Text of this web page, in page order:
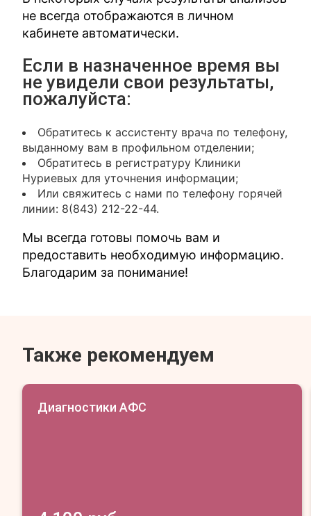
не всегда отображаются в личном
кабинете автоматически.
Если в назначенное время вы
не увидели свои результаты,
пожалуйста:
Обратитесь к ассистенту врача по телефону,
выданному вам в профильном отделении;
Обратитесь в регистратуру Клиники
Нуриевых для уточнения информации;
Или свяжитесь с нами по телефону горячей
линии: 8(843) 212-22-44.
Мы всегда готовы помочь вам и
предоставить необходимую информацию.
Благодарим за понимание!
Также рекомендуем
Диагностики АФС